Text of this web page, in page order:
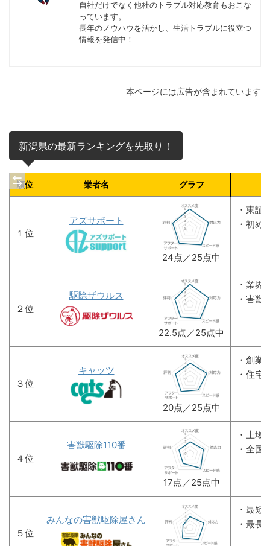
自社だけでなく他社のトラブル対応教育もおこな
っています。
長年のノウハウを活かし、生活トラブルに役立つ
情報を発信中！
本ページには広告が含まれています
新潟県の最新ランキングを先取り！
順位 業者名 グラフ
１位
アズサポート
24点／25点中
・東証
・初め
２位
駆除ザウルス
22.5点／25点中
・業界
・害獣
３位
キャッツ
20点／25点中
・創業
・住宅
４位
害獣駆除110番
17点／25点中
・上場
・全国
５位
みんなの害獣駆除屋さん
・最短
・最長